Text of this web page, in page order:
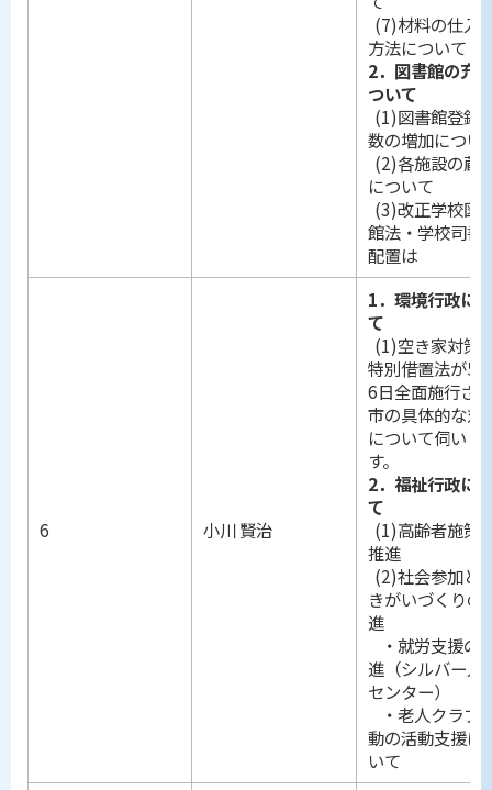
(7)材料の仕入
方法について
2．図書館の充
ついて
(1)図書館登録
数の増加につい
(2)各施設の蔵
について
(3)改正学校図
館法・学校司書
配置は
6 小川 賢治
1．環境行政に
て
(1)空き家対策
特別借置法が5
6日全面施行さ
市の具体的な対
について伺いま
す。
2．福祉行政に
て
(1)高齢者施策
推進
(2)社会参加と
きがいづくりの
進
・就労支援の
進（シルバー人
センター）
・老人クラブ
動の活動支援に
いて